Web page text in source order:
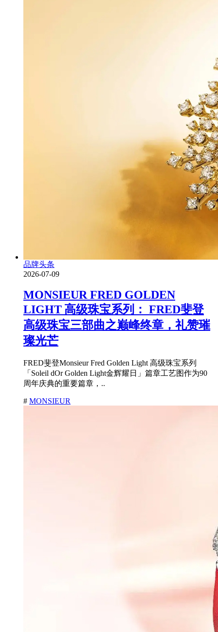
品牌头条
2026-07-09
MONSIEUR FRED GOLDEN
LIGHT 高级珠宝系列： FRED斐登
高级珠宝三部曲之巅峰终章，礼赞璀
璨光芒
FRED斐登Monsieur Fred Golden Light 高级珠宝系列
「Soleil dOr Golden Light金辉耀日」篇章工艺图作为90
周年庆典的重要篇章，..
# MONSIEUR